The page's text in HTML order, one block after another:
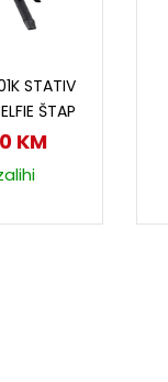
STATIV
ŠTAP
KM